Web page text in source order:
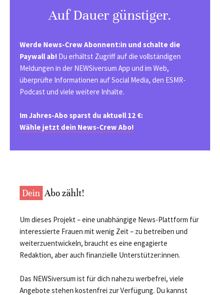
Auf Dauer günstiger.
Werde News-Crew Abonnent:in und schalte die
Paywall ab! Du erhältst Zugriff auf die vollständigen
Meldungen in der NEWSiversum App und im Web,
überprüfte Informationen auf Social Media, den ESMR-
Podcast und viele weitere Inhalte.
Im Jahres-Abo sparst du aktuell 12 €:
Wähle jetzt dein News-Crew Abo!
Dein Abo zählt!
Um dieses Projekt – eine unabhängige News-Plattform für
interessierte Frauen mit wenig Zeit – zu betreiben und
weiterzuentwickeln, braucht es eine engagierte
Redaktion, aber auch finanzielle Unterstützer:innen.
Das NEWSiversum ist für dich nahezu werbefrei, viele
Angebote stehen kostenfrei zur Verfügung. Du kannst